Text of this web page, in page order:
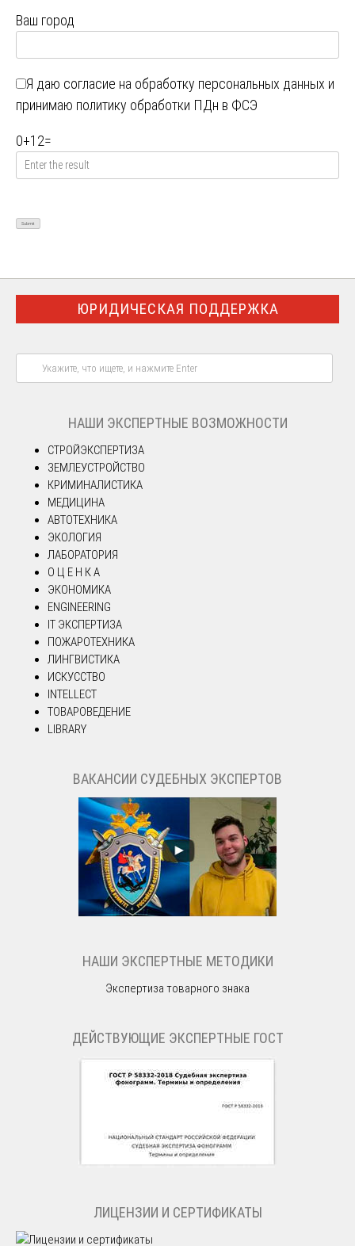
Ваш город
Я даю согласие на обработку персональных данных и
принимаю политику обработки ПДн в ФСЭ
0+12=
ЮРИДИЧЕСКАЯ ПОДДЕРЖКА
НАШИ ЭКСПЕРТНЫЕ ВОЗМОЖНОСТИ
СТРОЙЭКСПЕРТИЗА
ЗЕМЛЕУСТРОЙСТВО
КРИМИНАЛИСТИКА
МЕДИЦИНА
АВТОТЕХНИКА
ЭКОЛОГИЯ
ЛАБОРАТОРИЯ
О Ц Е Н К А
ЭКОНОМИКА
ENGINEERING
IT ЭКСПЕРТИЗА
ПОЖАРОТЕХНИКА
ЛИНГВИСТИКА
ИСКУССТВО
INTELLECT
ТОВАРОВЕДЕНИЕ
LIBRARY
ВАКАНСИИ СУДЕБНЫХ ЭКСПЕРТОВ
НАШИ ЭКСПЕРТНЫЕ МЕТОДИКИ
Экспертиза товарного знака
ДЕЙСТВУЮЩИЕ ЭКСПЕРТНЫЕ ГОСТ
ЛИЦЕНЗИИ И СЕРТИФИКАТЫ